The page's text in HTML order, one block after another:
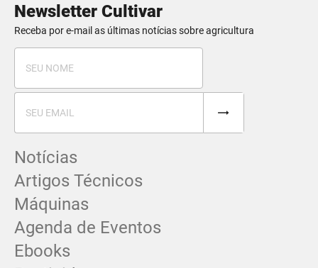
Newsletter Cultivar
Receba por e-mail as últimas notícias sobre agricultura
Notícias
Artigos Técnicos
Máquinas
Agenda de Eventos
Ebooks